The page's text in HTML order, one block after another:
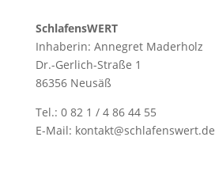
SchlafensWERT
Inhaberin: Annegret Maderholz
Dr.-Gerlich-Straße 1
86356 Neusäß
Tel.: 0 82 1 / 4 86 44 55
E-Mail: kontakt@schlafenswert.de